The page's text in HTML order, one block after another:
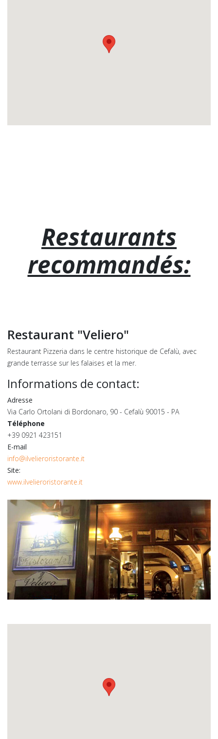
Restaurants
recommandés:
Restaurant "Veliero"
Restaurant Pizzeria dans le centre historique de Cefalù, avec
grande terrasse sur les falaises et la mer.
Informations de contact:
Adresse
Via Carlo Ortolani di Bordonaro, 90 - Cefalù 90015 - PA
Téléphone
+39 0921 423151
E-mail
info@ilvelieroristorante.it
Site:
www.ilvelieroristorante.it